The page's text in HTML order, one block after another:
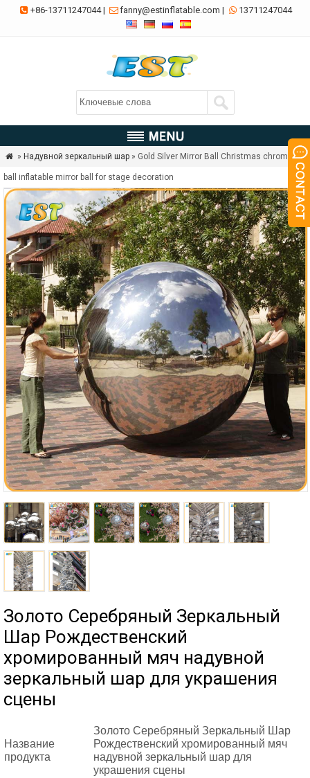
 +86-13711247044| fanny@estinflatable.com |  13711247044
 » Надувной зеркальный шар » Gold Silver Mirror Ball Christmas chrome
ball inflatable mirror ball for stage decoration
Золото Серебряный Зеркальный
Шар Рождественский
хромированный мяч надувной
зеркальный шар для украшения
сцены
Название
продукта
Золото Серебряный Зеркальный Шар
Рождественский хромированный мяч
надувной зеркальный шар для
украшения сцены